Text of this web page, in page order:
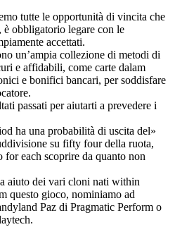
tutte le opportunità di vincita che
obbligatorio legare con le
accettati.
un’ampia collezione di metodi di
e affidabili, come carte dalam
e bonifici bancari, per soddisfare
passati per aiutarti a prevedere i
ha una probabilità di uscita del»
su fifty four della ruota,
each scoprire da quanto non
aiuto dei vari cloni nati within
questo gioco, nominiamo ad
Paz di Pragmatic Perform o